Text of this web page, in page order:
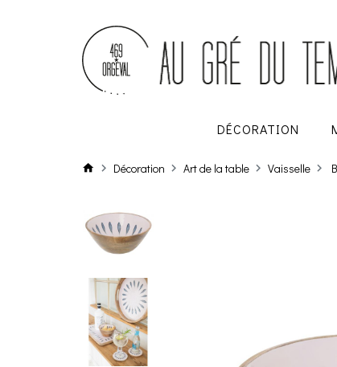
DÉCORATION
Décoration Art de la table Vaisselle